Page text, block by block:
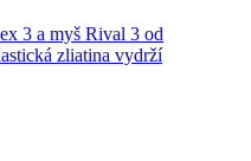
3 a myš Rival 3 od
zliatina vydrží